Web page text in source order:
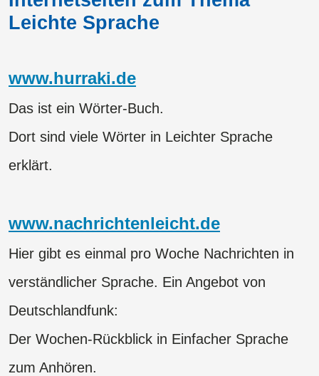
Leichte Sprache
www.hurraki.de
Das ist ein Wörter-Buch.
Dort sind viele Wörter in Leichter Sprache
erklärt.
www.nachrichtenleicht.de
Hier gibt es einmal pro Woche Nachrichten in
verständlicher Sprache. Ein Angebot von
Deutschlandfunk:
Der Wochen-Rückblick in Einfacher Sprache
zum Anhören.